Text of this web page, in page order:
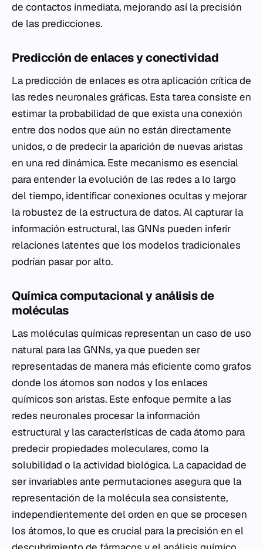
de contactos inmediata, mejorando así la precisión
de las predicciones.
Predicción de enlaces y conectividad
La predicción de enlaces es otra aplicación crítica de
las redes neuronales gráficas. Esta tarea consiste en
estimar la probabilidad de que exista una conexión
entre dos nodos que aún no están directamente
unidos, o de predecir la aparición de nuevas aristas
en una red dinámica. Este mecanismo es esencial
para entender la evolución de las redes a lo largo
del tiempo, identificar conexiones ocultas y mejorar
la robustez de la estructura de datos. Al capturar la
información estructural, las GNNs pueden inferir
relaciones latentes que los modelos tradicionales
podrían pasar por alto.
Química computacional y análisis de
moléculas
Las moléculas químicas representan un caso de uso
natural para las GNNs, ya que pueden ser
representadas de manera más eficiente como grafos
donde los átomos son nodos y los enlaces
químicos son aristas. Este enfoque permite a las
redes neuronales procesar la información
estructural y las características de cada átomo para
predecir propiedades moleculares, como la
solubilidad o la actividad biológica. La capacidad de
ser invariables ante permutaciones asegura que la
representación de la molécula sea consistente,
independientemente del orden en que se procesen
los átomos, lo que es crucial para la precisión en el